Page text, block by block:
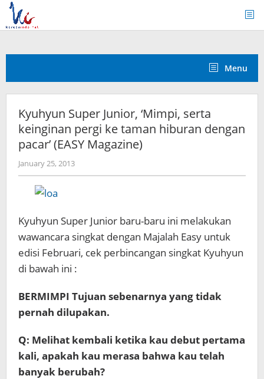
Skip
content
Menu
Kyuhyun Super Junior, ‘Mimpi, serta
keinginan pergi ke taman hiburan dengan
pacar’ (EASY Magazine)
January 25, 2013by
Koreanindo
Kyuhyun Super Junior baru-baru ini melakukan
wawancara singkat dengan Majalah Easy untuk
edisi Februari, cek perbincangan singkat Kyuhyun
di bawah ini :
BERMIMPI Tujuan sebenarnya yang tidak
pernah dilupakan.
Q: Melihat kembali ketika kau debut pertama
kali, apakah kau merasa bahwa kau telah
banyak berubah?